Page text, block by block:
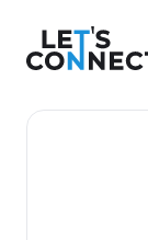
Let's Connect